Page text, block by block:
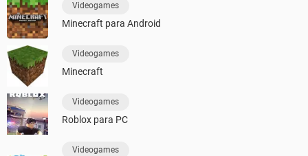
Videogames
Minecraft para Android
Videogames
Minecraft
Videogames
Roblox para PC
Videogames